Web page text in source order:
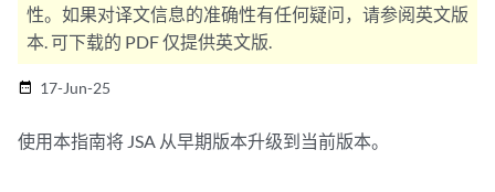
性。如果对译文信息的准确性有任何疑问，请参阅英文版
本. 可下载的 PDF 仅提供英文版.
date_range 17-Jun-25
使用本指南将 JSA 从早期版本升级到当前版本。